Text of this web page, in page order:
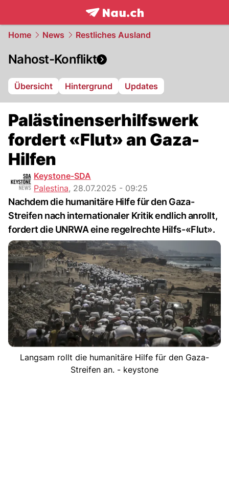
frontpage.NAU.ch
Home News Restliches Ausland
Nahost-Konflikt
Übersicht Hintergrund Updates
Palästinenserhilfswerk
fordert «Flut» an Gaza-
Hilfen
Keystone-SDA
Palestina, 28.07.2025 - 09:25
Nachdem die humanitäre Hilfe für den Gaza-
Streifen nach internationaler Kritik endlich anrollt,
fordert die UNRWA eine regelrechte Hilfs-«Flut».
Langsam rollt die humanitäre Hilfe für den Gaza-
Streifen an. - keystone